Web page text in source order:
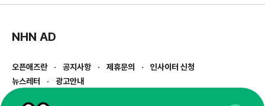
NHN AD
오픈애즈란 공지사항 제휴문의
인사이터 신청
뉴스레터
광고안내